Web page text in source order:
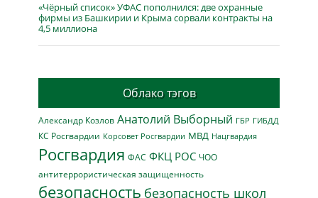
«Чёрный список» УФАС пополнился: две охранные
фирмы из Башкирии и Крыма сорвали контракты на
4,5 миллиона
Облако тэгов
Александр Козлов Анатолий Выборный ГБР ГИБДД
КС Росгвардии Корсовет Росгвардии МВД Нацгвардия
Росгвардия ФАС ФКЦ РОС ЧОО
антитеррористическая защищенность
безопасность безопасность школ